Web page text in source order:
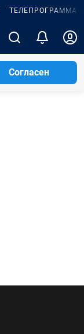
ТЕЛЕПРОГРАММА
Согласен